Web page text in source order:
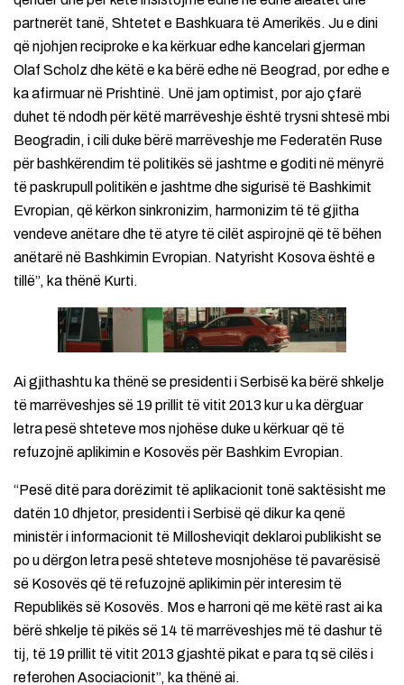
partnerët tanë, Shtetet e Bashkuara të Amerikës. Ju e dini
që njohjen reciproke e ka kërkuar edhe kancelari gjerman
Olaf Scholz dhe këtë e ka bërë edhe në Beograd, por edhe e
ka afirmuar në Prishtinë. Unë jam optimist, por ajo çfarë
duhet të ndodh për këtë marrëveshje është trysni shtesë mbi
Beogradin, i cili duke bërë marrëveshje me Federatën Ruse
për bashkërendim të politikës së jashtme e goditi në mënyrë
të paskrupull politikën e jashtme dhe sigurisë të Bashkimit
Evropian, që kërkon sinkronizim, harmonizim të të gjitha
vendeve anëtare dhe të atyre të cilët aspirojnë që të bëhen
anëtarë në Bashkimin Evropian. Natyrisht Kosova është e
tillë”, ka thënë Kurti.
Ai gjithashtu ka thënë se presidenti i Serbisë ka bërë shkelje
të marrëveshjes së 19 prillit të vitit 2013 kur u ka dërguar
letra pesë shteteve mos njohëse duke u kërkuar që të
refuzojnë aplikimin e Kosovës për Bashkim Evropian.
“Pesë ditë para dorëzimit të aplikacionit tonë saktësisht me
datën 10 dhjetor, presidenti i Serbisë që dikur ka qenë
ministër i informacionit të Millosheviqit deklaroi publikisht se
po u dërgon letra pesë shteteve mosnjohëse të pavarësisë
së Kosovës që të refuzojnë aplikimin për interesim të
Republikës së Kosovës. Mos e harroni që me këtë rast ai ka
bërë shkelje të pikës së 14 të marrëveshjes më të dashur të
tij, të 19 prillit të vitit 2013 gjashtë pikat e para tq së cilës i
referohen Asociacionit”, ka thënë ai.